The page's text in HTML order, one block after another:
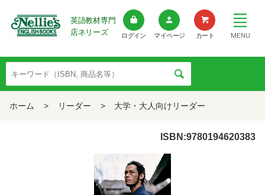
英語教材専門
店ネリーズ
ログイン マイページ カート MENU
ホーム > リーダー > 大学・大人向けリーダー
ISBN:9780194620383